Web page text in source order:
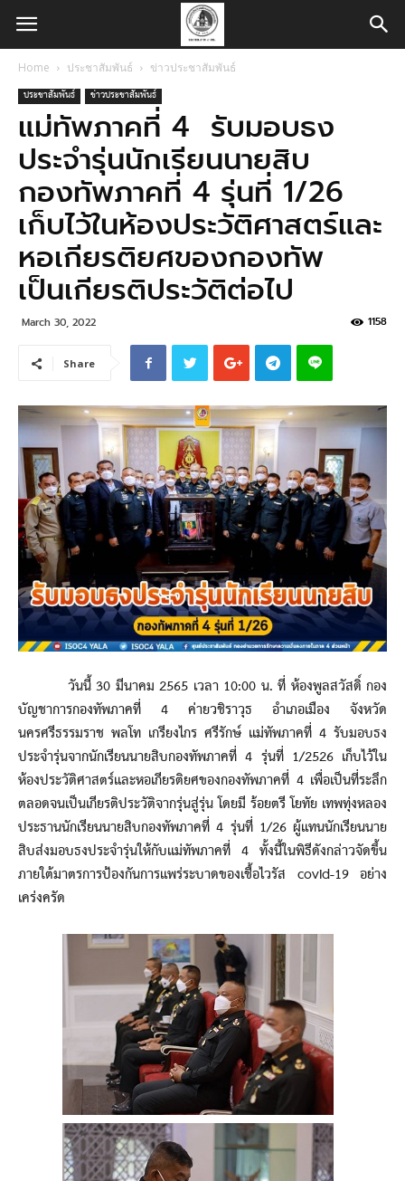
Home ประชาสัมพันธ์ ข่าวประชาสัมพันธ์
ประชาสัมพันธ์ ข่าวประชาสัมพันธ์
แม่ทัพภาคที่ 4 รับมอบธง
ประจำรุ่นนักเรียนนายสิบ
กองทัพภาคที่ 4 รุ่นที่ 1/26
เก็บไว้ในห้องประวัติศาสตร์และ
หอเกียรติยศของกองทัพ
เป็นเกียรติประวัติต่อไป
March 30, 2022 1158
Share
วันนี้ 30 มีนาคม 2565 เวลา 10:00 น. ที่ ห้องพูลสวัสดิ์ กอง
บัญชาการกองทัพภาคที่ 4 ค่ายวชิราวุธ อำเภอเมือง จังหวัด
นครศรีธรรมราช พลโท เกรียงไกร ศรีรักษ์ แม่ทัพภาคที่ 4 รับมอบธง
ประจำรุ่นจากนักเรียนนายสิบกองทัพภาคที่ 4 รุ่นที่ 1/2526 เก็บไว้ใน
ห้องประวัติศาสตร์และหอเกียรติยศของกองทัพภาคที่ 4 เพื่อเป็นที่ระลึก
ตลอดจนเป็นเกียรติประวัติจากรุ่นสู่รุ่น โดยมี ร้อยตรี โยทัย เทพทุ่งหลอง
ประธานนักเรียนนายสิบกองทัพภาคที่ 4 รุ่นที่ 1/26 ผู้แทนนักเรียนนาย
สิบส่งมอบธงประจำรุ่นให้กับแม่ทัพภาคที่ 4 ทั้งนี้ในพิธีดังกล่าวจัดขึ้น
ภายใต้มาตรการป้องกันการแพร่ระบาดของเชื้อไวรัส covid-19 อย่าง
เคร่งครัด